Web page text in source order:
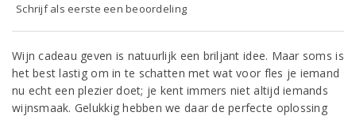
Schrijf als eerste een beoordeling
Wijn cadeau geven is natuurlijk een briljant idee. Maar soms is
het best lastig om in te schatten met wat voor fles je iemand
nu echt een plezier doet; je kent immers niet altijd iemands
wijnsmaak. Gelukkig hebben we daar de perfecte oplossing